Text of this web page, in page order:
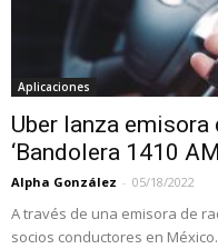
Aplicaciones
Uber lanza
‘Bandolera 1410
Alpha González - 05/18/2022
A través de una emisora de
socios conductores en